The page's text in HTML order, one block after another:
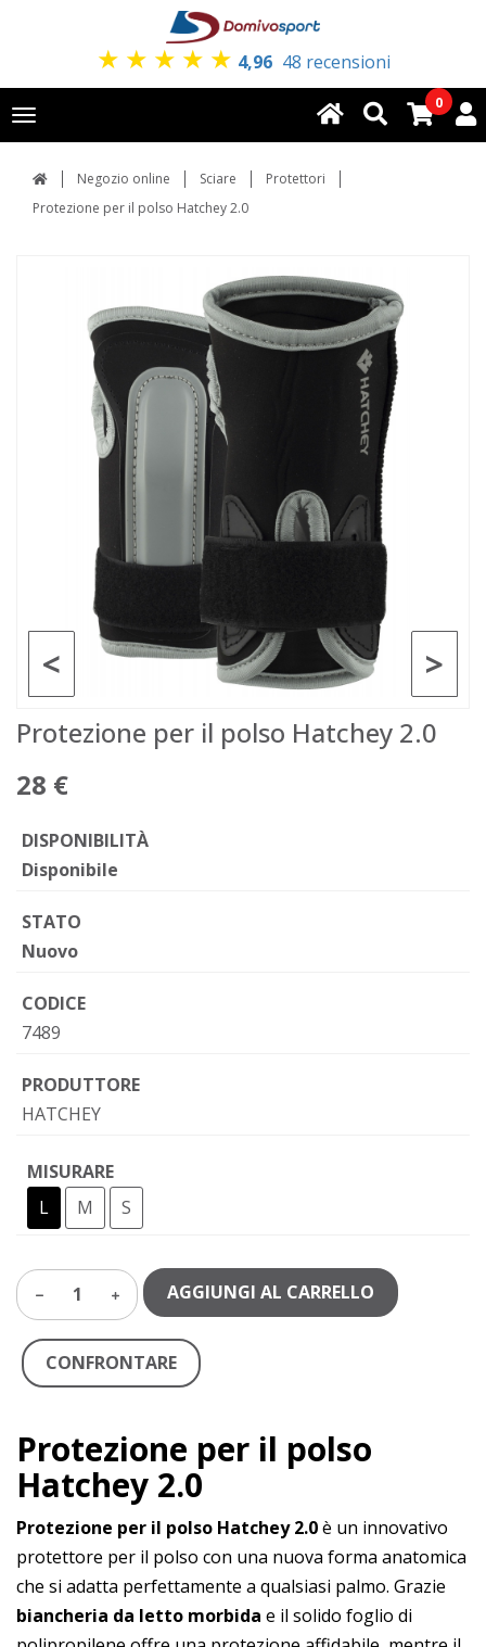
★ ★ ★ ★ ★ 4,96 48 recensioni
Toggle
navigation
0
Negozio online Sciare
Protettori
Protezione per il polso Hatchey 2.0
>
<
Protezione per il polso Hatchey 2.0
28 €
DISPONIBILITÀ
Disponibile
STATO
Nuovo
CODICE
7489
PRODUTTORE
HATCHEY
MISURARE
L
M S
1 AGGIUNGI AL CARRELLO
CONFRONTARE
Protezione per il polso
Hatchey 2.0
Protezione per il polso Hatchey 2.0è un innovativo
protettore per il polso con una nuova forma anatomica
che si adatta perfettamente a qualsiasi palmo. Grazie
biancheria da letto morbida e il solido foglio di